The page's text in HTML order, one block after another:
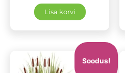
Lisa korvi
Soodus!